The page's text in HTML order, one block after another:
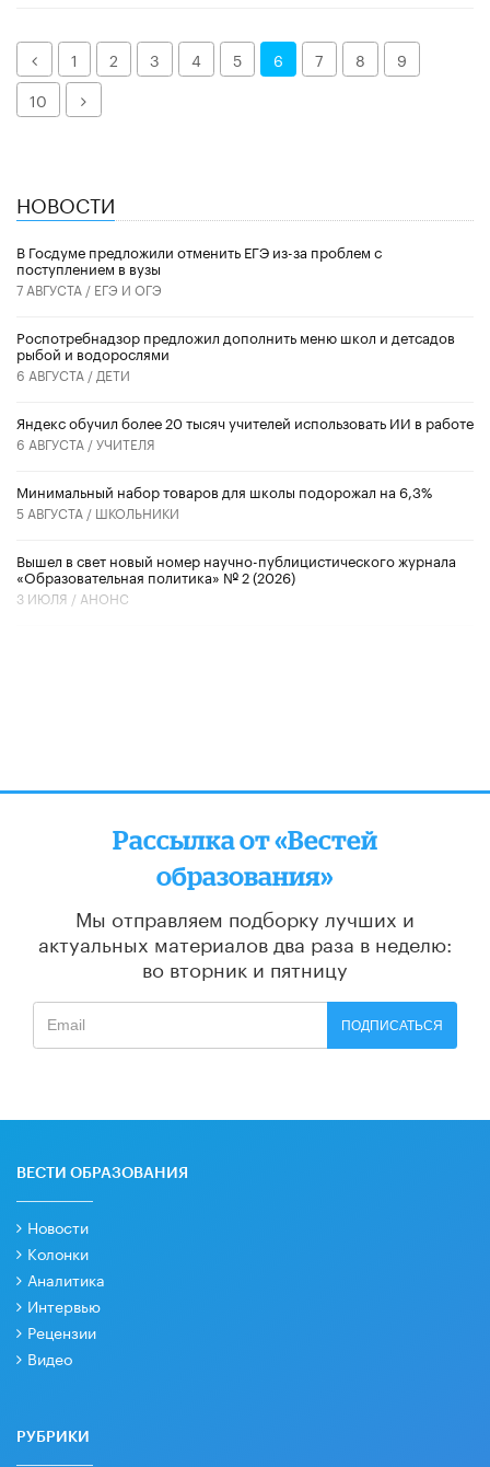
Назад1 2 3 4 5 6 7 8
9
10
Далее
НОВОСТИ
В Госдуме предложили отменить ЕГЭ из-за проблем с
поступлением в вузы
7 АВГУСТА / ЕГЭ И ОГЭ
Роспотребнадзор предложил дополнить меню школ и детсадов
рыбой и водорослями
6 АВГУСТА / ДЕТИ
​Яндекс обучил более 20 тысяч учителей использовать ИИ в работе
6 АВГУСТА /УЧИТЕЛЯ
Минимальный набор товаров для школы подорожал на 6,3%
5 АВГУСТА / ШКОЛЬНИКИ
Вышел в свет новый номер научно-публицистического журнала
«Образовательная политика» № 2 (2026)
3 ИЮЛЯ / АНОНС
Рассылка от «Вестей
образования»
Мы отправляем подборку лучших и
актуальных материалов два раза в неделю:
во вторник и пятницу
ПОДПИСАТЬСЯ
ВЕСТИ ОБРАЗОВАНИЯ
Новости
Колонки
Аналитика
Интервью
Рецензии
Видео
РУБРИКИ